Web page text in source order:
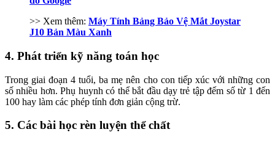
>> Xem thêm: Máy Tính Bảng Bảo Vệ Mắt Joystar
J10 Bản Màu Xanh
4. Phát triển kỹ năng toán học
Trong giai đoạn 4 tuổi, ba mẹ nên cho con tiếp xúc với những con
số nhiều hơn. Phụ huynh có thể bắt đầu dạy trẻ tập đếm số từ 1 đến
100 hay làm các phép tính đơn giản cộng trừ.
5. Các bài học rèn luyện thể chất